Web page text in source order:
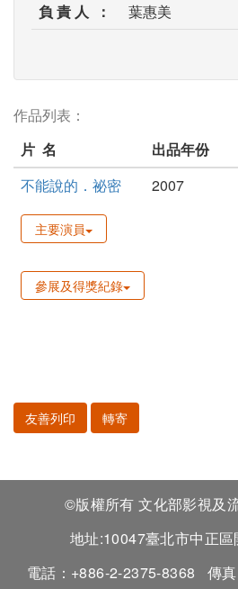
負 責 人 ：
葉惠美
作品列表：
片 名
出品年份
不能說的．祕密
2007
主要演員
參展及得獎紀錄
友善列印 轉寄
©版權所有 文化部影視及
地址:10047臺北市中正
電話：+886-2-2375-8368
傳